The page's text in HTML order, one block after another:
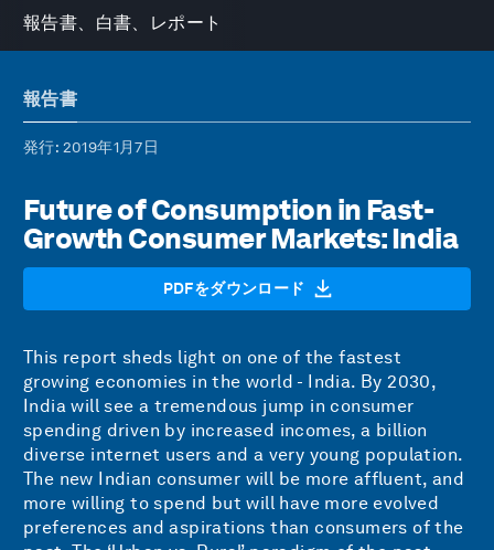
報告書、白書、レポート
報告書
発行: 2019年1月7日
Future of Consumption in Fast-
Growth Consumer Markets: India
PDFをダウンロード
This report sheds light on one of the fastest
growing economies in the world - India. By 2030,
India will see a tremendous jump in consumer
spending driven by increased incomes, a billion
diverse internet users and a very young population.
The new Indian consumer will be more affluent, and
more willing to spend but will have more evolved
preferences and aspirations than consumers of the